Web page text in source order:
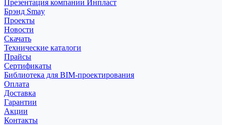
Презентация компании Инпласт
Брэнд Smay
Проекты
Новости
Скачать
Технические каталоги
Прайсы
Сертификаты
Библиотека для BIM-проектирования
Оплата
Доставка
Гарантии
Акции
Контакты